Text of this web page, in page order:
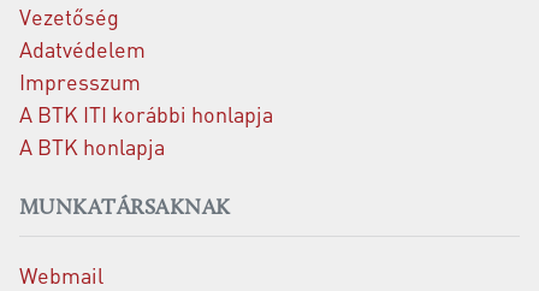
Vezetőség
Adatvédelem
Impresszum
A BTK ITI korábbi honlapja
A BTK honlapja
MUNKATÁRSAKNAK
Webmail